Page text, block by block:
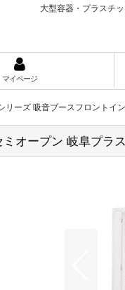
大型容器・プラスチ
マイページ
リーズ 吸音ブースフロントイ
オープン 岐阜プラ